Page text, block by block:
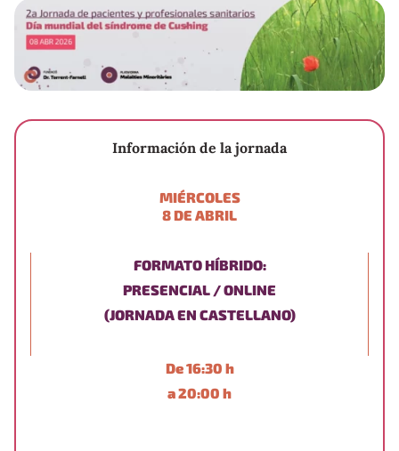
Información de la jornada
MIÉRCOLES
8 DE ABRIL
FORMATO HÍBRIDO:
PRESENCIAL / ONLINE
(JORNADA EN CASTELLANO)
De 16:30 h
a 20:00 h